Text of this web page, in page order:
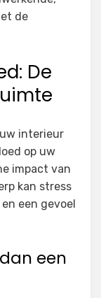
de
De
interieur
op uw
impact van
kan stress
een gevoel
een